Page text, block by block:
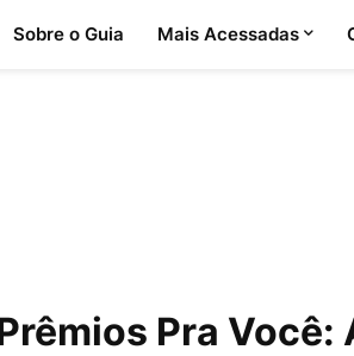
Sobre o Guia Mais Acessadas
Pra Você: